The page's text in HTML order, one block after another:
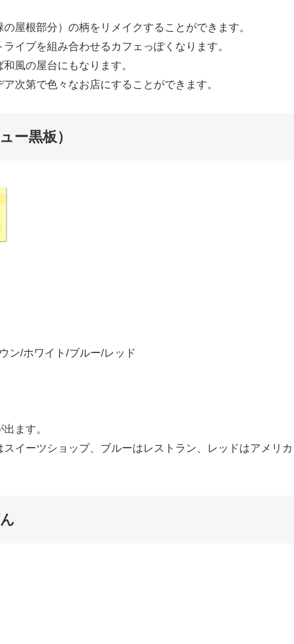
屋根部分）の柄をリメイクすることができます。
イプを組み合わせるカフェっぽくなります。
風の屋台にもなります。
次第で色々なお店にすることができます。
ー黒板）
ン/ホワイト/ブルー/レッド
ます。
イーツショップ、ブルーはレストラン、レッドはアメリカ